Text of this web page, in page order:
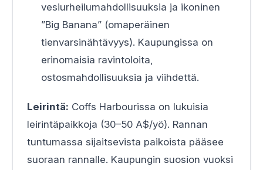
vesiurheilumahdollisuuksia ja ikoninen
”Big Banana” (omaperäinen
tienvarsinähtävyys). Kaupungissa on
erinomaisia ravintoloita,
ostosmahdollisuuksia ja viihdettä.
Leirintä: Coffs Harbourissa on lukuisia
leirintäpaikkoja (30–50 A$/yö). Rannan
tuntumassa sijaitsevista paikoista pääsee
suoraan rannalle. Kaupungin suosion vuoksi